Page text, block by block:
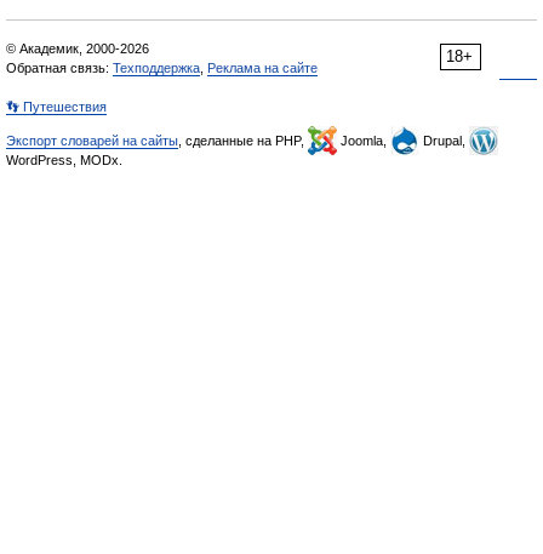
18+
© Академик, 2000-2026
Обратная связь: Техподдержка Реклама на сайте
👣 Путешествия
Экспорт словарей на сайты , сделанные на PHP, Joomla,
Drupal,
WordPress, MODx.